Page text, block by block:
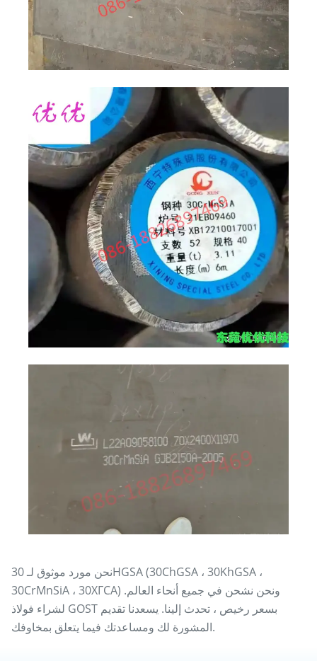
نحن مورد موثوق لـ 30HGSA (30ChGSA ، 30KhGSA ،
30CrMnSiA ، 30ХГСА) ونحن نشحن في جميع أنحاء العالم.
لشراء فولاذ GOST بسعر رخيص ، تحدث إلينا. يسعدنا تقديم
المشورة لك ومساعدتك فيما يتعلق بمخاوفك.